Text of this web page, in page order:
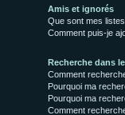
Amis et ignorés
Que sont mes listes
Comment puis-je
Recherche dans
Comment
Pourquoi ma
Pourquoi ma
Comment